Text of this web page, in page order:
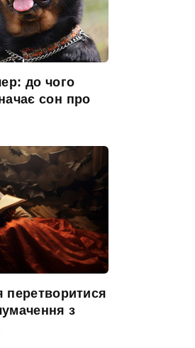
до чого
сон про
перетворитися
з